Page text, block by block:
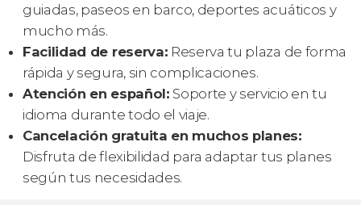
guiadas, paseos en barco, deportes acuáticos y
mucho más.
Facilidad de reserva: Reserva tu plaza de forma
rápida y segura, sin complicaciones.
Atención en español: Soporte y servicio en tu
idioma durante todo el viaje.
Cancelación gratuita en muchos planes:
Disfruta de flexibilidad para adaptar tus planes
según tus necesidades.